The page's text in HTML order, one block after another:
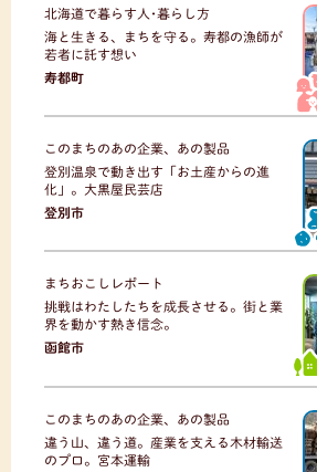
北海道で暮らす人･暮らし方
海と生きる、まちを守る。寿都の漁師が
若者に託す想い
寿都町
このまちのあの企業、あの製品
登別温泉で動き出す「お土産からの進
化」。大黒屋民芸店
登別市
まちおこしレポート
挑戦はわたしたちを成長させる。街と業
界を動かす熱き信念。
函館市
このまちのあの企業、あの製品
違う山、違う道。産業を支える木材輸送
のプロ。宮本運輸